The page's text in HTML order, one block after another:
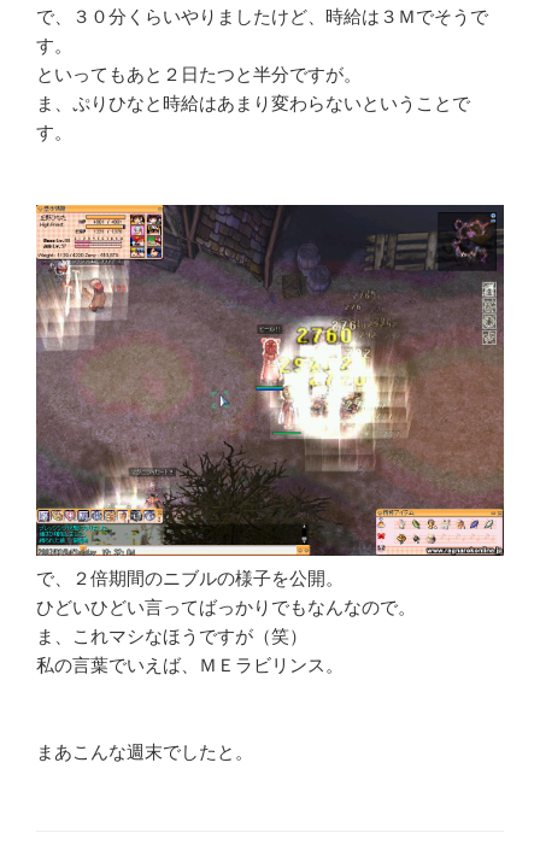
で、３０分くらいやりましたけど、時給は３Ｍでそうで
す。
といってもあと２日たつと半分ですが。
ま、ぷりひなと時給はあまり変わらないということで
す。
で、２倍期間のニブルの様子を公開。
ひどいひどい言ってばっかりでもなんなので。
ま、これマシなほうですが（笑）
私の言葉でいえば、ＭＥラビリンス。
まあこんな週末でしたと。